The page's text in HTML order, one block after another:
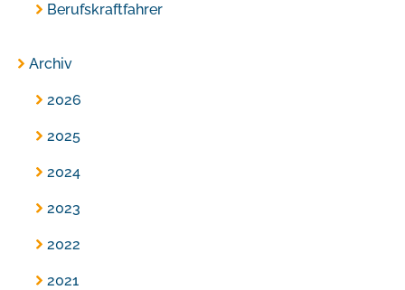
Berufskraftfahrer
Archiv
2026
2025
2024
2023
2022
2021